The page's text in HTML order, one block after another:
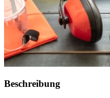
Beschreibung